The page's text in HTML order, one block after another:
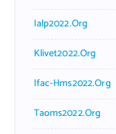
Ialp2022.org
Klivet2022.org
Ifac-Hms2022.org
Taoms2022.org